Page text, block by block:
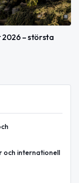
2026 – största
och internationell